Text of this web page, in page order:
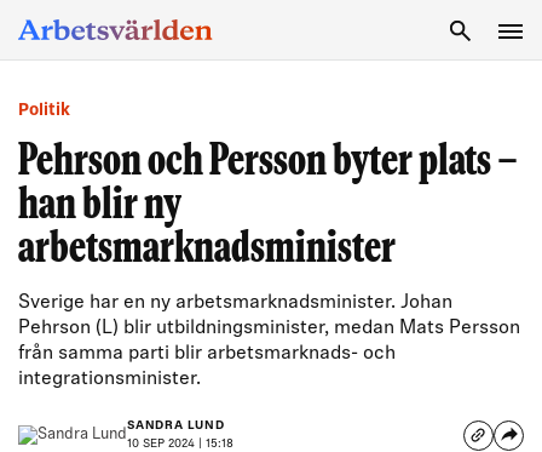
Politik
Pehrson och Persson byter plats –
han blir ny
arbetsmarknadsminister
Sverige har en ny arbetsmarknadsminister. Johan
Pehrson (L) blir utbildningsminister, medan Mats Persson
från samma parti blir arbetsmarknads- och
integrationsminister.
SANDRA LUND
10 SEP 2024 | 15:18